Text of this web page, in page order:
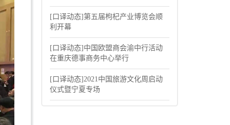
[口译动态]第五届枸杞产业博览会顺
利开幕
[口译动态]中国欧盟商会渝中行活动
在重庆德事商务中心举行
[口译动态]2021中国旅游文化周启动
仪式暨宁夏专场